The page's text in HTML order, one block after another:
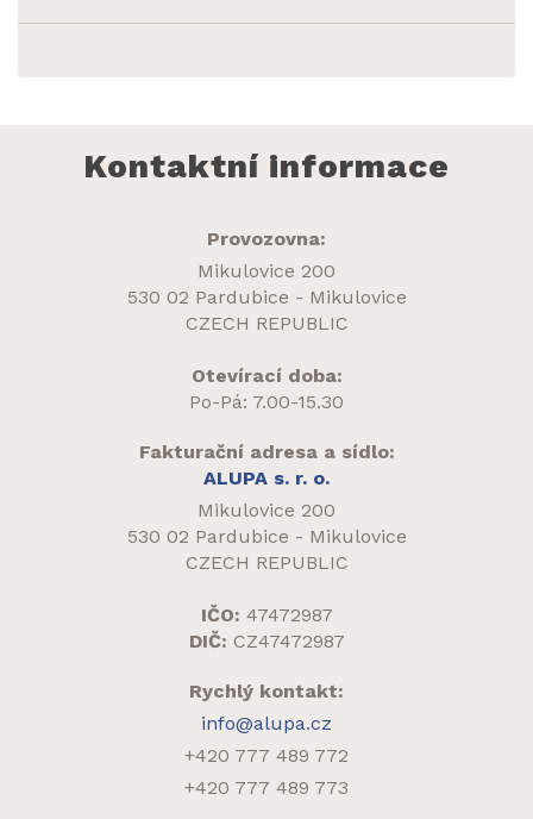
Kontaktní informace
Provozovna:
Mikulovice 200
530 02 Pardubice - Mikulovice
CZECH REPUBLIC
Otevírací doba:
Po-Pá: 7.00-15.30
Fakturační adresa a sídlo:
ALUPA s. r. o.
Mikulovice 200
530 02 Pardubice - Mikulovice
CZECH REPUBLIC
IČO: 47472987
DIČ: CZ47472987
Rychlý kontakt:
info@alupa.cz
+420 777 489 772
+420 777 489 773